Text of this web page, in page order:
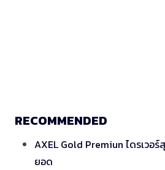
RECOMMENDED
AXEL Gold Premiun ไดรเวอร์
ยอด